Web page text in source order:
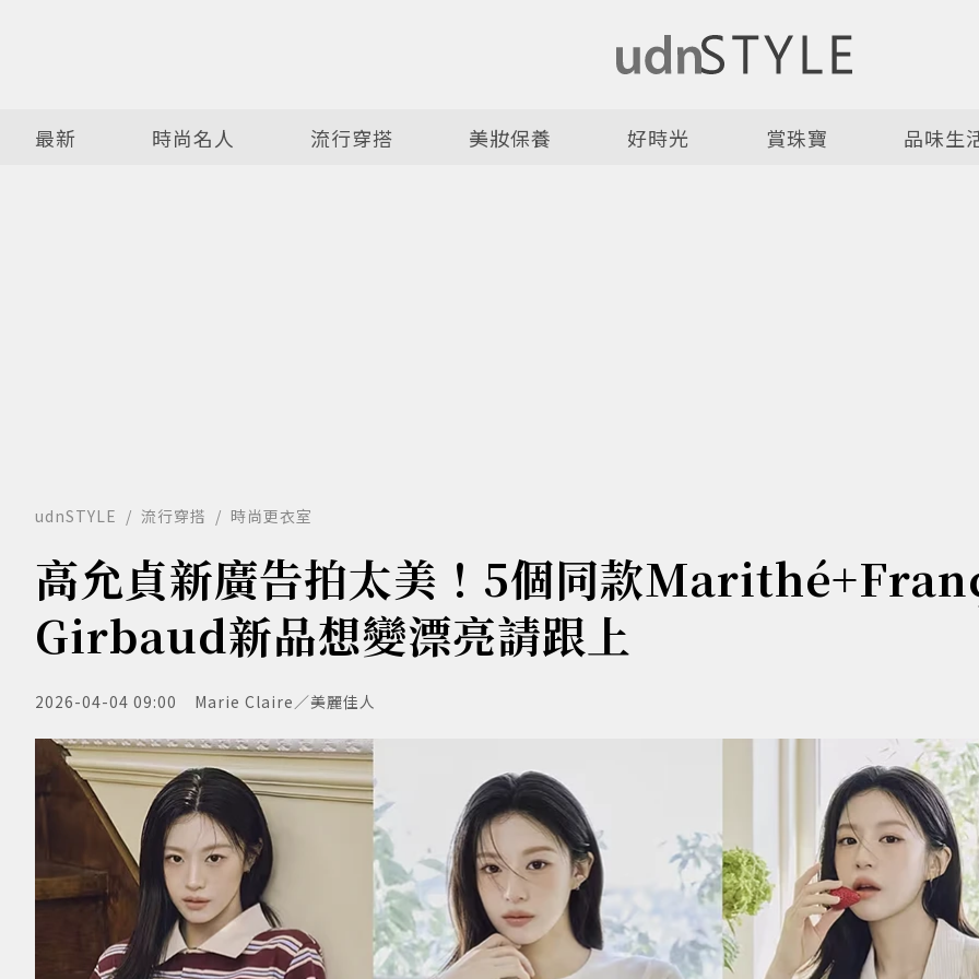
最新 時尚名人 流行穿搭 美妝保養 好時光 賞珠寶 品味生
udnSTYLE 流行穿搭 時尚更衣室
高允貞新廣告拍太美！5個同款
Girbaud新品想變漂亮請跟上
2026-04-04 09:00 Marie Claire／美麗佳人